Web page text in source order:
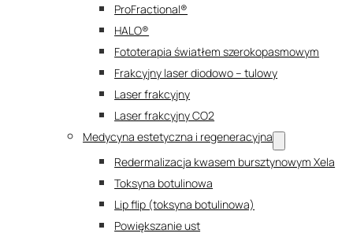
ProFractional®
HALO®
Fototerapia światłem szerokopasmowym
Frakcyjny laser diodowo – tulowy
Laser frakcyjny
Laser frakcyjny CO2
Medycyna estetyczna i regeneracyjna
Redermalizacja kwasem bursztynowym Xela
Toksyna botulinowa
Lip flip (toksyna botulinowa)
Powiększanie ust